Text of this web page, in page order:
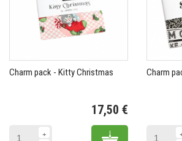
Charm pack - Kitty Christmas
17,50 €
Add to cart
Charm